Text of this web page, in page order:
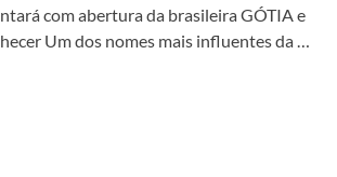
com abertura da brasileira GÓTIA e
Um dos nomes mais influentes da …